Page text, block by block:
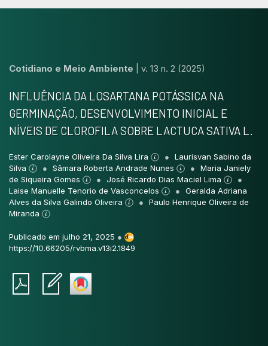
Cotidiano e Meio Ambiente v. 13 n. 2 (2025)
INFLUÊNCIA DA LOSARTANA POTÁSSICA NA
GERMINAÇÃO, DESENVOLVIMENTO INICIAL E
NÍVEIS DE CLOROFILA SOBRE LACTUCA SATIVA L.
Ester Carolayne Oliveira Da Silva Lira
Laurisvan Sabino da
Silva
Sâmara Roberta Andrade Nunes
Maria Janiely
de Siqueira Gomes
José Ricardo Dias Maciel Lima
Laise Manuelle Tenorio de Vasconcelos
Geralda Adriana
Alves da Silva Galindo Oliveira
Paulo Henrique Oliveira de
Miranda
Publicado em julho 21, 2025 ●
https://10.66205/rvbma.v13i2.1849